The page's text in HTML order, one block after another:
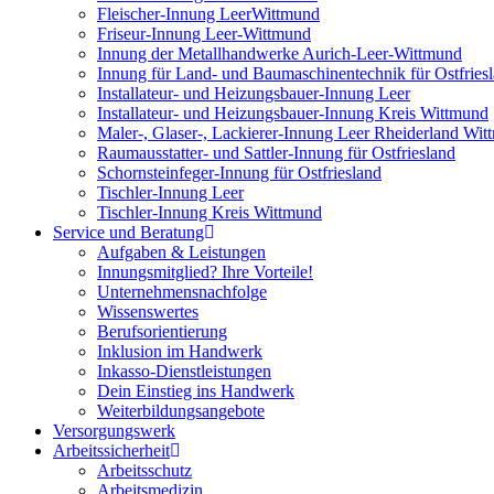
Fleischer-Innung LeerWittmund
Friseur-Innung Leer-Wittmund
Innung der Metallhandwerke Aurich-Leer-Wittmund
Innung für Land- und Baumaschinentechnik für
Installateur- und Heizungsbauer-Innung Leer
Installateur- und Heizungsbauer-Innung Kreis Wittmund
Maler-, Glaser-, Lackierer-Innung Leer Rheiderland
Raumausstatter- und Sattler-Innung für Ostfriesland
Schornsteinfeger-Innung für Ostfriesland
Tischler-Innung Leer
Tischler-Innung Kreis Wittmund
Service und Beratung
Aufgaben & Leistungen
Innungsmitglied? Ihre Vorteile!
Unternehmensnachfolge
Wissenswertes
Berufsorientierung
Inklusion im Handwerk
Inkasso-Dienstleistungen
Dein Einstieg ins Handwerk
Weiterbildungsangebote
Versorgungswerk
Arbeitssicherheit
Arbeitsschutz
Arbeitsmedizin